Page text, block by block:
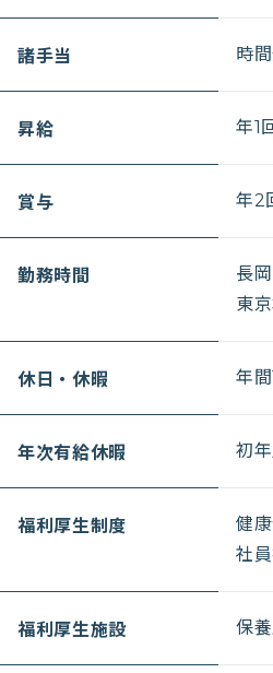
諸手当 時
昇給 年1
賞与 年2
勤務時間
長
東
休日・休暇 年
年次有給休暇 初
福利厚生制度
健
社
福利厚生施設 保